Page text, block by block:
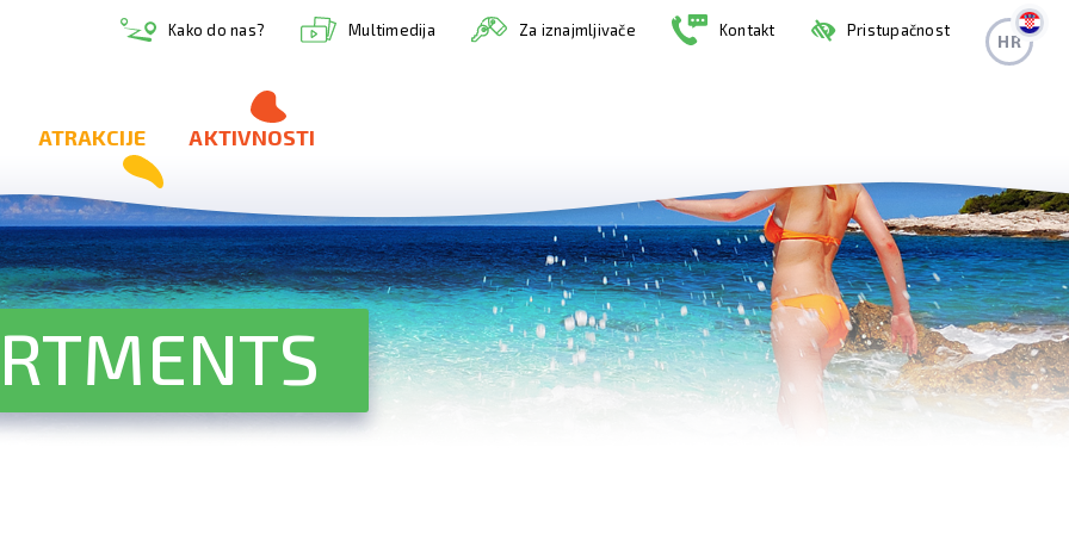
Kako do nas? Multimedija Za iznajmljivače Kontakt Pristupačnost
HR
ATRAKCIJE AKTIVNOSTI